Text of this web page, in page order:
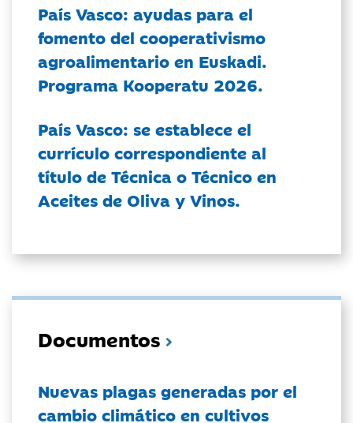
País Vasco: ayudas para el
fomento del cooperativismo
agroalimentario en Euskadi.
Programa Kooperatu 2026.
País Vasco: se establece el
currículo correspondiente al
título de Técnica o Técnico en
Aceites de Oliva y Vinos.
Documentos
Nuevas plagas generadas por el
cambio climático en cultivos